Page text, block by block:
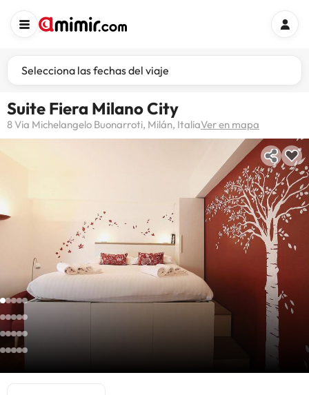
Selecciona las fechas del viaje
Suite Fiera Milano City
8 Via Michelangelo Buonarroti, Milán, ItaliaVer en mapa